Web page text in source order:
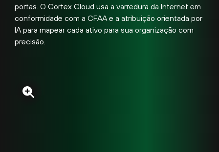
portas. O Cortex Cloud usa a varredura da Internet em
conformidade com a CFAA e a atribuição orientada por
IA para mapear cada ativo para sua organização com
precisão.